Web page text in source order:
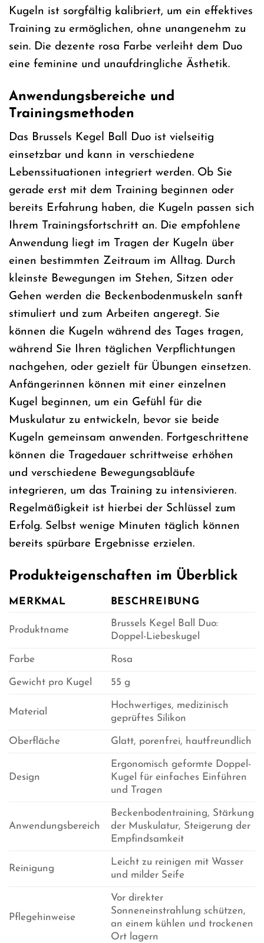
Kugeln ist sorgfältig kalibriert, um ein effektives
Training zu ermöglichen, ohne unangenehm zu
sein. Die dezente rosa Farbe verleiht dem Duo
eine feminine und unaufdringliche Ästhetik.
Anwendungsbereiche und
Trainingsmethoden
Das Brussels Kegel Ball Duo ist vielseitig
einsetzbar und kann in verschiedene
Lebenssituationen integriert werden. Ob Sie
gerade erst mit dem Training beginnen oder
bereits Erfahrung haben, die Kugeln passen sich
Ihrem Trainingsfortschritt an. Die empfohlene
Anwendung liegt im Tragen der Kugeln über
einen bestimmten Zeitraum im Alltag. Durch
kleinste Bewegungen im Stehen, Sitzen oder
Gehen werden die Beckenbodenmuskeln sanft
stimuliert und zum Arbeiten angeregt. Sie
können die Kugeln während des Tages tragen,
während Sie Ihren täglichen Verpflichtungen
nachgehen, oder gezielt für Übungen einsetzen.
Anfängerinnen können mit einer einzelnen
Kugel beginnen, um ein Gefühl für die
Muskulatur zu entwickeln, bevor sie beide
Kugeln gemeinsam anwenden. Fortgeschrittene
können die Tragedauer schrittweise erhöhen
und verschiedene Bewegungsabläufe
integrieren, um das Training zu intensivieren.
Regelmäßigkeit ist hierbei der Schlüssel zum
Erfolg. Selbst wenige Minuten täglich können
bereits spürbare Ergebnisse erzielen.
Produkteigenschaften im Überblick
MERKMAL BESCHREIBUNG
Produktname
Brussels Kegel Ball Duo:
Doppel-Liebeskugel
Farbe Rosa
Gewicht pro Kugel 55 g
Material
Hochwertiges, medizinisch
geprüftes Silikon
Oberfläche Glatt, porenfrei, hautfreundlich
Design
Ergonomisch geformte Doppel-
Kugel für einfaches Einführen
und Tragen
Anwendungsbereich
Beckenbodentraining, Stärkung
der Muskulatur, Steigerung der
Empfindsamkeit
Reinigung
Leicht zu reinigen mit Wasser
und milder Seife
Pflegehinweise
Vor direkter
Sonneneinstrahlung schützen,
an einem kühlen und trockenen
Ort lagern